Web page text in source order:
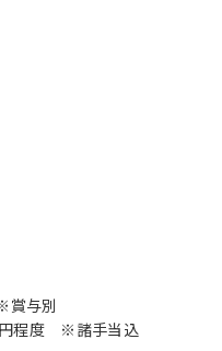
賞与別
円程度 ※諸手当込